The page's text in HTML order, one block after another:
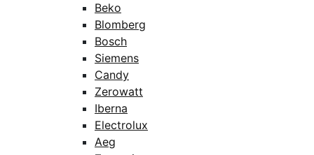
Beko
Blomberg
Bosch
Siemens
Candy
Zerowatt
Iberna
Electrolux
Aeg